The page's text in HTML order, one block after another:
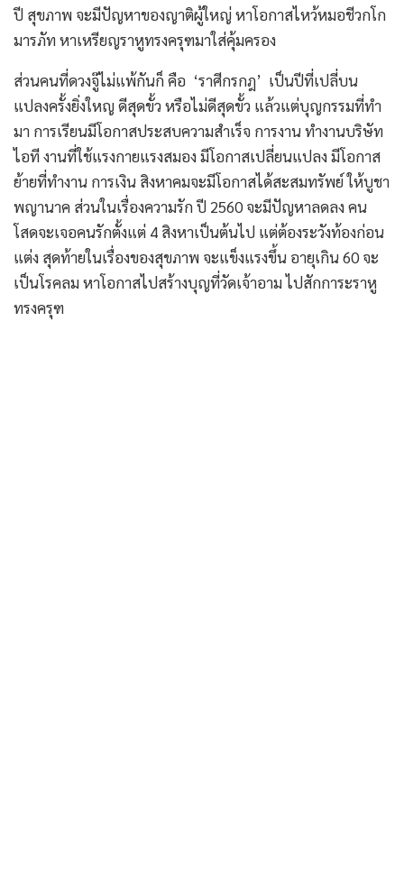
ปี สุขภาพ จะมีปัญหาของญาติผู้ใหญ่ หาโอกาสไหว้หมอชีวกโก
มารภัท หาเหรียญราหูทรงครุฑมาใส่คุ้มครอง
ส่วนคนที่ดวงจู๊ไม่แพ้กันก็ คือ ‘ราศีกรกฎ’ เป็นปีที่เปลี่บน
แปลงครั้งยิ่งใหญ ดีสุดขั้ว หรือไม่ดีสุดขั้ว แล้วแต่บุญกรรมที่ทำ
มา การเรียนมีโอกาสประสบความสำเร็จ การงาน ทำงานบริษัท
ไอที งานที่ใช้แรงกายแรงสมอง มีโอกาสเปลี่ยนแปลง มีโอกาส
ย้ายที่ทำงาน การเงิน สิงหาคมจะมีโอกาสได้สะสมทรัพย์ ให้บูชา
พญานาค ส่วนในเรื่องความรัก ปี 2560 จะมีปัญหาลดลง คน
โสดจะเจอคนรักตั้งแต่ 4 สิงหาเป็นต้นไป แต่ต้องระวังท้องก่อน
แต่ง สุดท้ายในเรื่องของสุขภาพ จะแข็งแรงขึ้น อายุเกิน 60 จะ
เป็นโรคลม หาโอกาสไปสร้างบุญที่วัดเจ้าอาม ไปสักการะราหู
ทรงครุฑ